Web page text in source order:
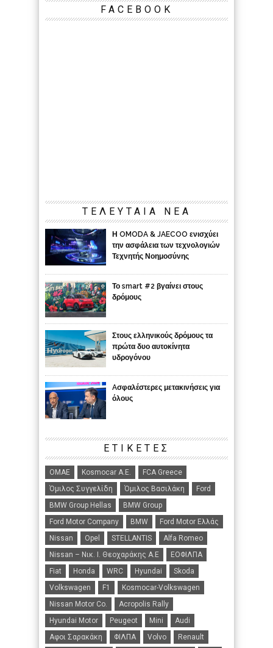
FACEBOOK
ΤΕΛΕΥΤΑΙΑ ΝΕΑ
Η OMODA & JAECOO ενισχύει
την ασφάλεια των τεχνολογιών
Τεχνητής Νοημοσύνης
Το smart #2 βγαίνει στους
δρόμους
Στους ελληνικούς δρόμους τα
πρώτα δυο αυτοκίνητα
υδρογόνου
Aσφαλέστερες μετακινήσεις για
όλους
ΕΤΙΚΈΤΕΣ
ΟΜΑΕ Kosmocar Α.Ε.
FCA Greece
Όμιλος Συγγελίδη
Όμιλος Βασιλάκη
Ford
BMW Group Hellas
BMW Group
Ford Motor Company
BMW
Ford Motor Ελλάς
Nissan
Opel STELLANTIS
Alfa Romeo
Nissan – Νικ. Ι. Θεοχαράκης Α.Ε
ΕΟΦΙΛΠΑ
Fiat
Honda WRC Hyundai
Skoda
Volkswagen
F1
Kosmocar-Volkswagen
Nissan Motor Co.
Acropolis Rally
Hyundai Motor
Peugeot Mini
Audi
Αφοι Σαρακάκη
ΦΙΛΠΑ Volvo
Renault